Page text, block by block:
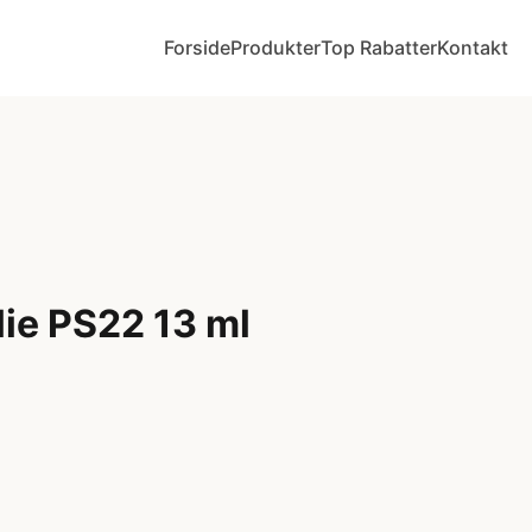
ForsideProdukterTop RabatterKontakt
PS22 13 ml